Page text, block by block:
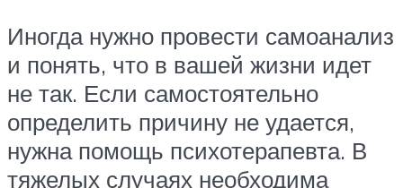
Иногда нужно провести самоанализ
и понять, что в вашей жизни идет
не так. Если самостоятельно
определить причину не удается,
нужна помощь психотерапевта. В
тяжелых случаях необходима